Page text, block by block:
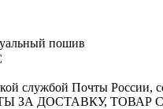
пошив
службой Почты России,
ЗА ДОСТАВКУ,